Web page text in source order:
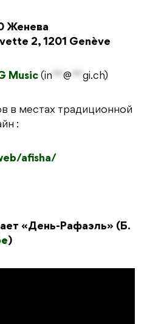
Женева
2, 1201 Genève
Music (in**@**gi.ch)
в местах традиционной
:
afisha/
«День-Рафаэль» (Б.
)